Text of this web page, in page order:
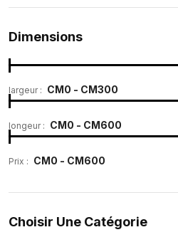
Dimensions
largeur :
longeur :
Prix :
Choisir Une Catégorie